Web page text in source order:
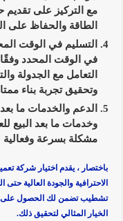
مع التركيز على تقديم
الطاقة والحفاظ على
التسليم في الوقت
في الوقت المحدد
التعامل مع الجدولة
وتحقيق تجربة بناء
الدعم والخدمات ما بعد
وخدمات ما بعد البيع
مشكلة بسرعة وفعالية
باختصار ، يقدم اختيار شركة
الاحترافية والجودة العالية
تشطيب تضمن لك الحصول على
الخيار المثالي لتحقيق ذلك.